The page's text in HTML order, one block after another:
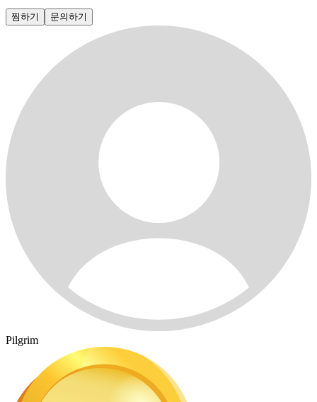
찜하기 문의하기
Pilgrim